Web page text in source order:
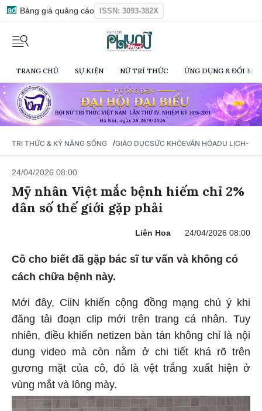
Bảng giá quảng cáo ISSN: 3093-382X
TRANG CHỦ SỰ KIỆN NỮ TRÍ THỨC ỨNG DỤNG & ĐỔI
TRI THỨC & KỸ NĂNG SỐNG /GIÁO DỤCSỨC KHỎEVĂN HÓADU LỊCH-
24/04/2026 08:00
Mỹ nhân Việt mắc bệnh hiếm chỉ 2%
dân số thế giới gặp phải
Liên Hoa 24/04/2026 08:00
Cô cho biết đã gặp bác sĩ tư vấn và không có
cách chữa bệnh này.
Mới đây, CiiN khiến cộng đồng mạng chú ý khi
đăng tải đoạn clip mới trên trang cá nhân. Tuy
nhiên, điều khiến netizen bàn tán không chỉ là nội
dung video mà còn nằm ở chi tiết khá rõ trên
gương mặt của cô, đó là vệt trắng xuất hiện ở
vùng mắt và lông mày.